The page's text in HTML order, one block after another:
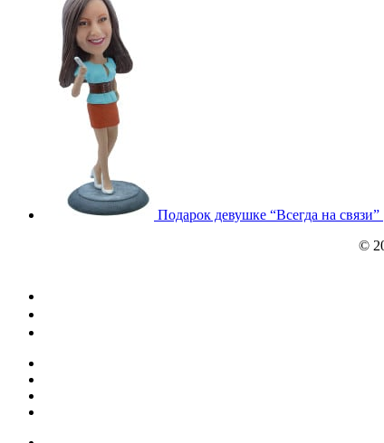
Подарок девушке “Всегда на связи”
©